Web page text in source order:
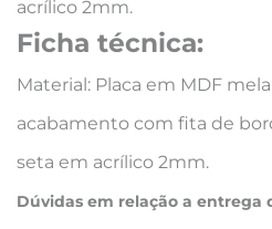
acrílico 2mm.
Ficha técnica:
Material: Placa em MDF
acabamento com fita de
seta em acrílico 2mm.
Dúvidas em relação a entrega